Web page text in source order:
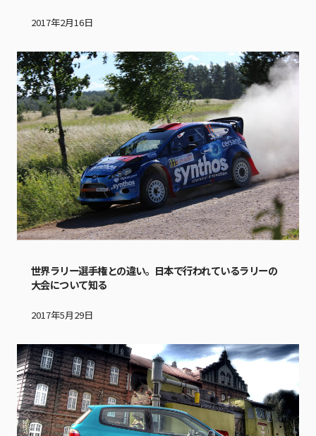
2017年2月16日
世界ラリー選手権との違い。日本で行われているラリーの
大会について知る
2017年5月29日